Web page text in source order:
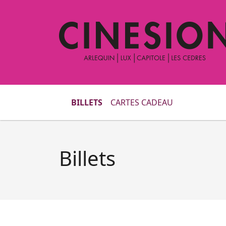
BILLETS CARTES CADEAU
Billets